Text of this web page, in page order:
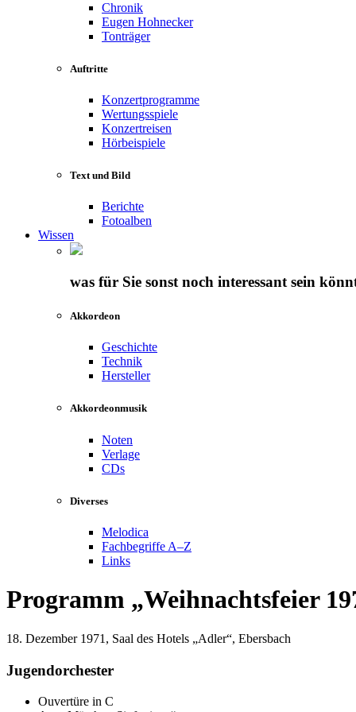
Chronik
Eugen Hohnecker
Tonträger
Auftritte
Konzertprogramme
Wertungsspiele
Konzertreisen
Hörbeispiele
Text und Bild
Berichte
Fotoalben
Wissen
was für Sie sonst noch interessant sein
Akkordeon
Geschichte
Technik
Hersteller
Akkordeonmusik
Noten
Verlage
CDs
Diverses
Melodica
Fachbegriffe A–Z
Links
Programm Weihnachtsfeier
18. Dezember 1971, Saal des Hotels Adler , Ebersbach
Jugendorchester
Ouvertüre in C